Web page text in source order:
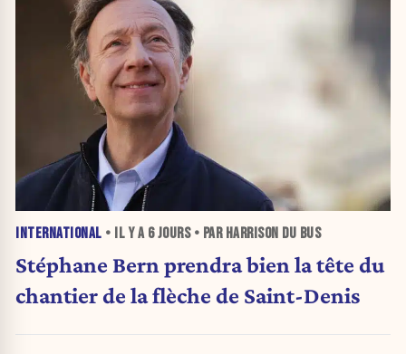
INTERNATIONAL • IL Y A 6 JOURS• PAR HARRISON DU BUS
Stéphane Bern prendra bien la tête du
chantier de la flèche de Saint-Denis